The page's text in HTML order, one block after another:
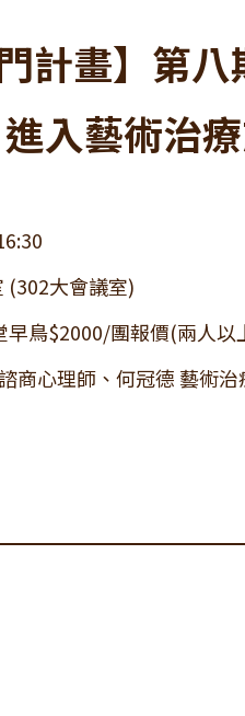
計畫】第
入藝術治
(302大會議室)
鳥$2000/團報價(兩人以
商心理師、何冠德 藝術